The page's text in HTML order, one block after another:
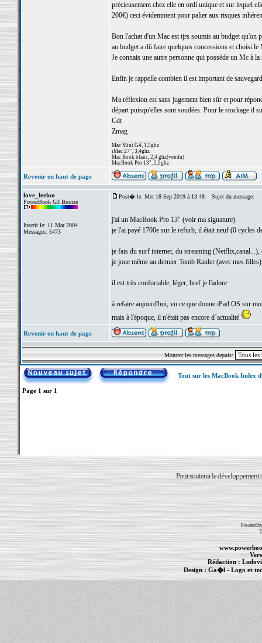
précieusement chez elle en ordi unique et sur lequel
200€) ceci évidemment pour palier aux risques
Bon l'achat d'un Mac est tjrs soumis au budget qu'on
au budget a dû faire quelques concessions et choisi
Je connais une autre personne qui possède un Mc à
Enfin je rappelle combien il est important de
Ma réflexion est sans jugement bien sûr et pour
départ puisqu'elles sont soudées. Pour le stockage il
Cdt
Zmag
Mac Mini G4, 1,5ghz
iMac 27", 3,4ghz
Mac Book blanc, 2,4 ghz(vendu)
MacBook Pro 13", 2,5ghz
Revenir en haut de page
love_leeloo
PowerBook G3 Bronze
Inscrit le: 11 Mar 2004
Messages: 5473
Post� le: Mer 18 Sep 2019 à 13:48 Sujet du message:
j'ai un MacBook Pro 13" (voir ma signature).
je l'ai payé 1700e sur le refurb, il était neuf (0 cycles
je fais du surf internet, du streaming
je joue même au dernier Tomb Raider (avec mes filles)
il est très confortable, léger, bref je l'adore
à refaire aujourd'hui, vu ce que donne iPad OS sur
mais à l'époque, il n'était pas encore d’actualité
Revenir en haut de page
Montrer les messages depuis:
Tout sur les MacBook Index
Page 1 sur 1
Pour soutenir le développement
Powered
Rédaction :
Design : Ga�l- Logo et
Informations : PowerBook -